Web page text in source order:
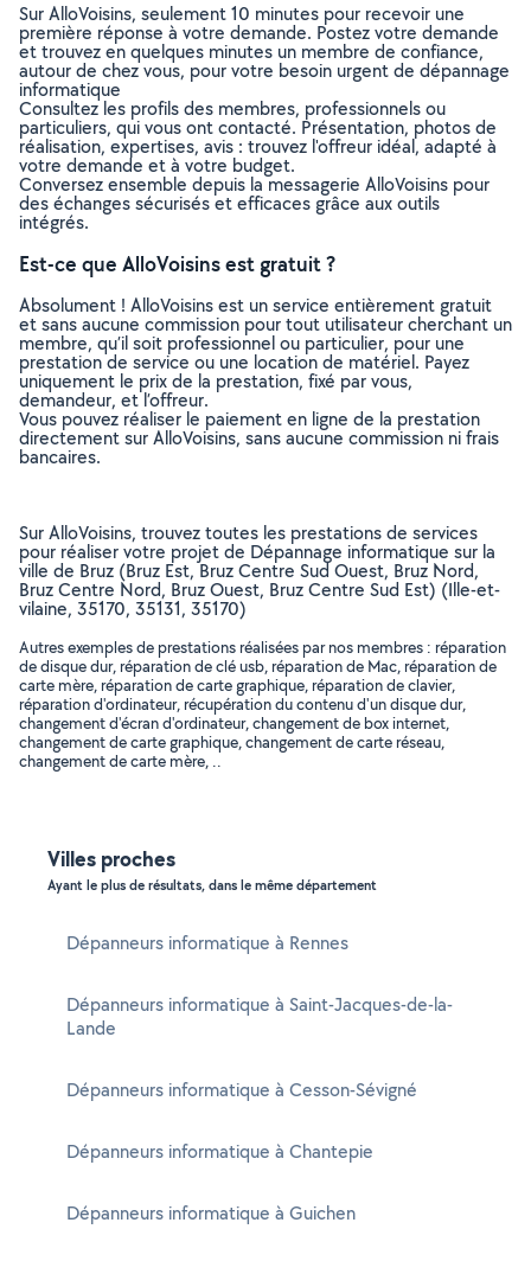
Sur AlloVoisins, seulement 10 minutes pour recevoir une
première réponse à votre demande. Postez votre demande
et trouvez en quelques minutes un membre de confiance,
autour de chez vous, pour votre besoin urgent de dépannage
informatique
Consultez les profils des membres, professionnels ou
particuliers, qui vous ont contacté. Présentation, photos de
réalisation, expertises, avis : trouvez l'offreur idéal, adapté à
votre demande et à votre budget.
Conversez ensemble depuis la messagerie AlloVoisins pour
des échanges sécurisés et efficaces grâce aux outils
intégrés.
Est-ce que AlloVoisins est gratuit ?
Absolument ! AlloVoisins est un service entièrement gratuit
et sans aucune commission pour tout utilisateur cherchant un
membre, qu’il soit professionnel ou particulier, pour une
prestation de service ou une location de matériel. Payez
uniquement le prix de la prestation, fixé par vous,
demandeur, et l’offreur.
Vous pouvez réaliser le paiement en ligne de la prestation
directement sur AlloVoisins, sans aucune commission ni frais
bancaires.
Sur AlloVoisins, trouvez toutes les prestations de services
pour réaliser votre projet de Dépannage informatique sur la
ville de Bruz (Bruz Est, Bruz Centre Sud Ouest, Bruz Nord,
Bruz Centre Nord, Bruz Ouest, Bruz Centre Sud Est) (Ille-et-
vilaine, 35170, 35131, 35170)
Autres exemples de prestations réalisées par nos membres : réparation
de disque dur, réparation de clé usb, réparation de Mac, réparation de
carte mère, réparation de carte graphique, réparation de clavier,
réparation d'ordinateur, récupération du contenu d'un disque dur,
changement d'écran d'ordinateur, changement de box internet,
changement de carte graphique, changement de carte réseau,
changement de carte mère, ..
Villes proches
Ayant le plus de résultats, dans le même département
Dépanneurs informatique à Rennes
Dépanneurs informatique à Saint-Jacques-de-la-
Lande
Dépanneurs informatique à Cesson-Sévigné
Dépanneurs informatique à Chantepie
Dépanneurs informatique à Guichen